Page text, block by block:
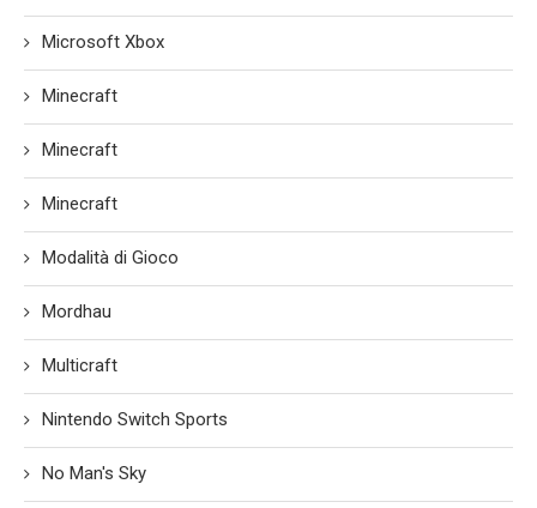
Microsoft Xbox
Minecraft
Minecraft
Minecraft
Modalità di Gioco
Mordhau
Multicraft
Nintendo Switch Sports
No Man's Sky